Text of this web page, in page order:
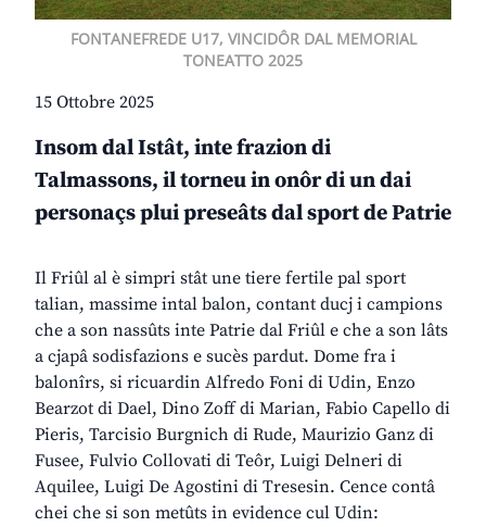
FONTANEFREDE U17, VINCIDÔR DAL MEMORIAL
TONEATTO 2025
15 Ottobre 2025
Insom dal Istât, inte frazion di
Talmassons, il torneu in onôr di un dai
personaçs plui preseâts dal sport de Patrie
Il Friûl al è simpri stât une tiere fertile pal sport
talian, massime intal balon, contant ducj i campions
che a son nassûts inte Patrie dal Friûl e che a son lâts
a cjapâ sodisfazions e sucès pardut. Dome fra i
balonîrs, si ricuardin Alfredo Foni di Udin, Enzo
Bearzot di Dael, Dino Zoff di Marian, Fabio Capello di
Pieris, Tarcisio Burgnich di Rude, Maurizio Ganz di
Fusee, Fulvio Collovati di Teôr, Luigi Delneri di
Aquilee, Luigi De Agostini di Tresesin. Cence contâ
chei che si son metûts in evidence cul Udin: